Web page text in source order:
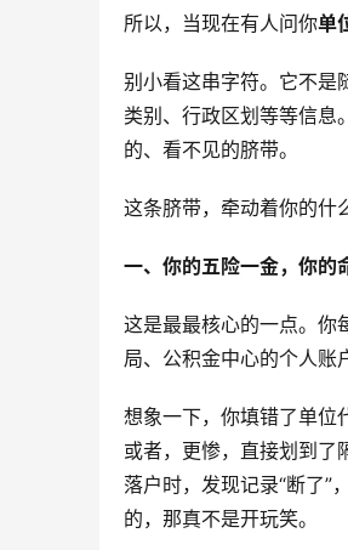
所以，当现在有人问你单
别小看这串字符。它不是
类别、行政区划等等信息
的、看不见的脐带。
这条脐带，牵动着你的什
一、你的五险一金，你的
这是最最核心的一点。你
局、公积金中心的个人账
想象一下，你填错了单位
或者，更惨，直接划到了
落户时，发现记录“断了”
的，那真不是开玩笑。